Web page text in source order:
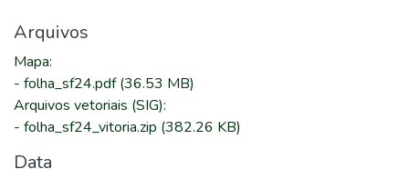
Arquivos
Mapa:
- folha_sf24.pdf(36.53 MB)
Arquivos vetoriais (SIG):
- folha_sf24_vitoria.zip (382.26 KB)
Data